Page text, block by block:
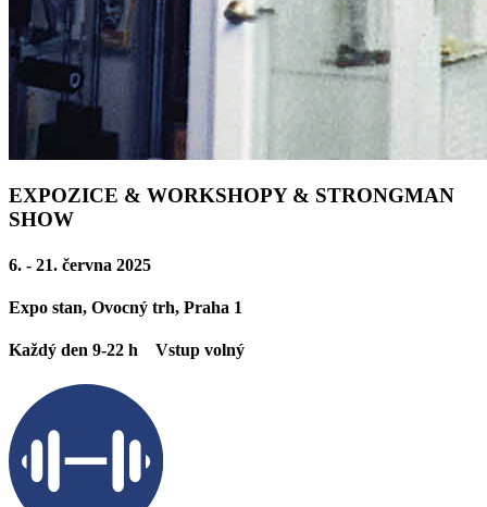
EXPOZICE & WORKSHOPY& STRONGMAN
SHOW
6. - 21. června 2025
Expo stan, Ovocný trh, Praha 1
Každý den 9-22 h Vstup volný